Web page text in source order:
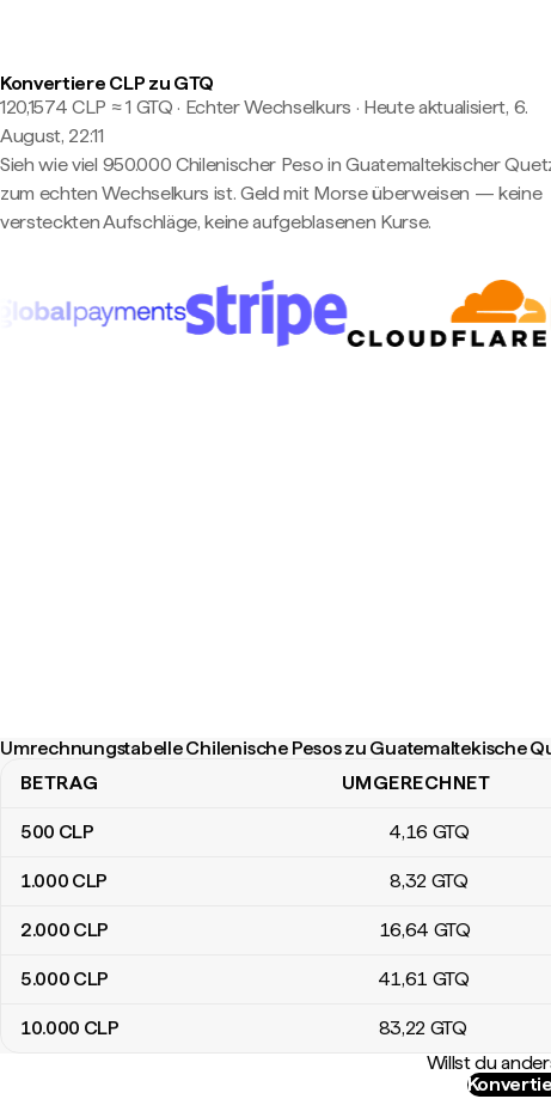
Konvertiere CLP zu GTQ
120,1574 CLP ≈ 1 GTQ · Echter Wechselkurs · Heute aktualisiert, 6.
August, 22:11
Sieh wie viel 950.000 Chilenischer Peso in Guatemaltekischer
zum echten Wechselkurs ist. Geld mit Morse überweisen — keine
versteckten Aufschläge, keine aufgeblasenen Kurse.
Umrechnungstabelle Chilenische Pesos zu Guatemaltekische
Umrechnungstabelle Chilenische Pesos zu Guatemaltekische
BETRAG UMGERECHNET
500 CLP 4,16 GTQ
1.000 CLP 8,32 GTQ
2.000 CLP 16,64 GTQ
5.000 CLP 41,61 GTQ
10.000 CLP 83,22 GTQ
Willst du